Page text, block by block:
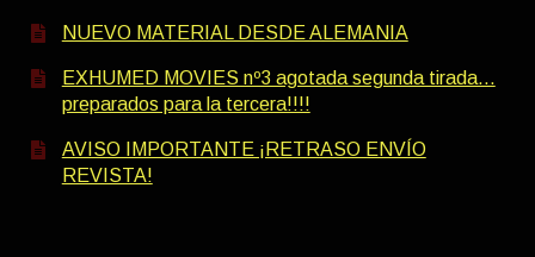
NUEVO MATERIAL DESDE ALEMANIA
EXHUMED MOVIES nº3 agotada segunda tirada…
preparados para la tercera!!!!
AVISO IMPORTANTE ¡RETRASO ENVÍO
REVISTA!